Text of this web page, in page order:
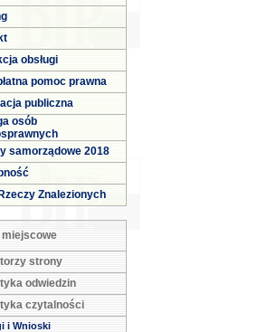
obsługi
pomoc prawna
publiczna
osób
samorządowe 2018
Znalezionych
miejscowe
strony
odwiedzin
czytalności
i Wnioski